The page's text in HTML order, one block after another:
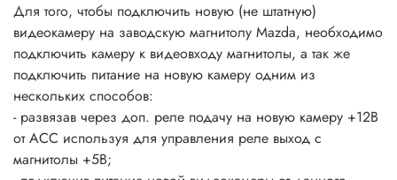
Для того, чтобы подключить новую (не штатную)
видеокамеру на заводскую магнитолу Mazda, необходимо
подключить камеру к видеовходу магнитолы, а так же
подключить питание на новую камеру одним из
нескольких способов:
- развязав через доп. реле подачу на новую камеру +12В
от ACC используя для управления реле выход с
магнитолы +5В;